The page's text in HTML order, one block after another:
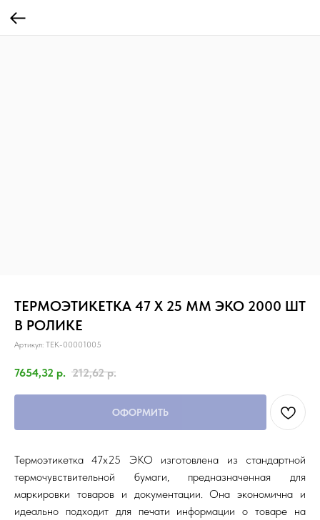
ТЕРМОЭТИКЕТКА 47 Х 25 ММ ЭКО 2000 ШТ
В РОЛИКЕ
Артикул: TEK-00001005
7654,32 р. 212,62 р.
ОФОРМИТЬ
Термоэтикетка 47х25 ЭКО изготовлена из стандартной
термочувствительной бумаги, предназначенная для
маркировки товаров и документации. Она экономична и
идеально подходит для печати информации о товаре на